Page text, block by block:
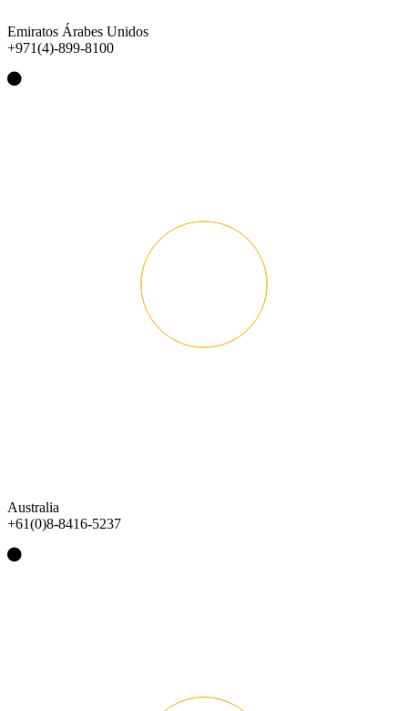
Emiratos Árabes Unidos
+971(4)-899-8100
Australia
+61(0)8-8416-5237